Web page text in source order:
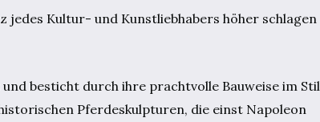
jedes Kultur- und Kunstliebhabers höher schlagen
besticht durch ihre prachtvolle Bauweise im Stil
Pferdeskulpturen, die einst Napoleon